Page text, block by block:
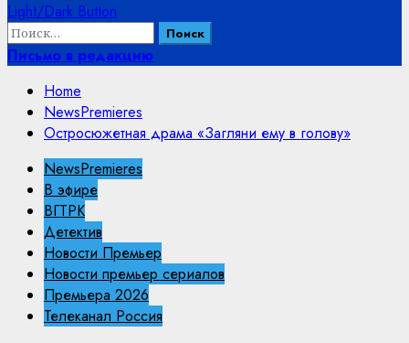
Light/Dark Button
Найти:
Письмо в редакцию
Home
NewsPremieres
Остросюжетная драма «Загляни ему в голову»
NewsPremieres
В эфире
ВГТРК
Детектив
Новости Премьер
Новости премьер сериалов
Премьера 2026
Телеканал Россия